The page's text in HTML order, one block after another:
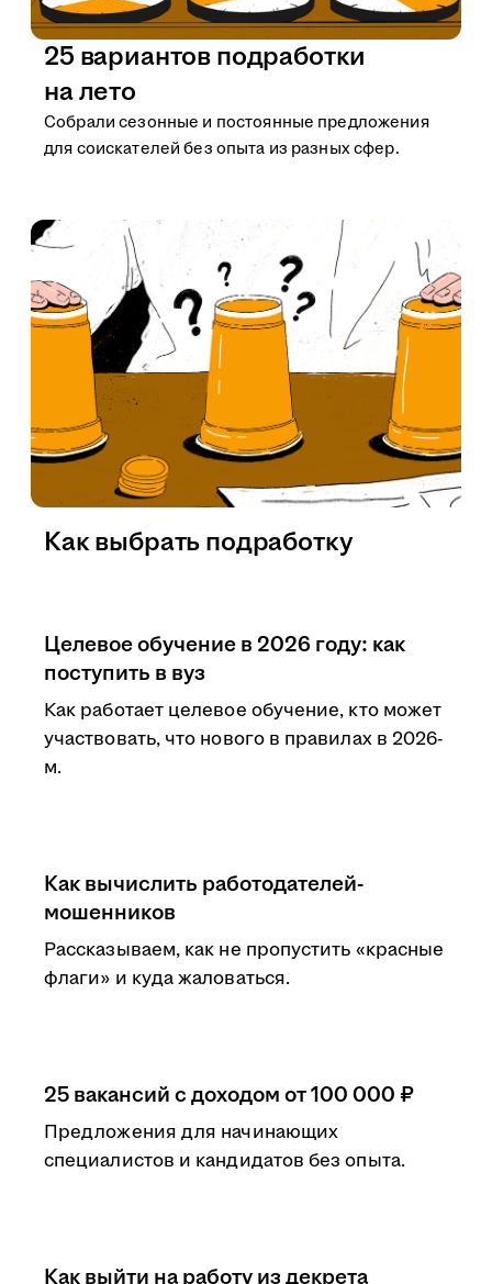
25 вариантов подработки
на лето
Собрали сезонные и постоянные предложения
для соискателей без опыта из разных сфер.
Как выбрать подработку
Целевое обучение в 2026 году: как
поступить в вуз
Как работает целевое обучение, кто может
участвовать, что нового в правилах в 2026-
м.
Как вычислить работодателей-
мошенников
Рассказываем, как не пропустить «красные
флаги» и куда жаловаться.
25 вакансий с доходом от 100 000 ₽
Предложения для начинающих
специалистов и кандидатов без опыта.
Как выйти на работу из декрета